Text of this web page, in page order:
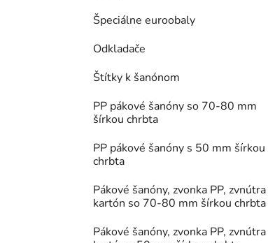
Špeciálne euroobaly
Odkladače
Štítky k šanónom
PP pákové šanóny so 70-80 mm
šírkou chrbta
PP pákové šanóny s 50 mm šírkou
chrbta
Pákové šanóny, zvonka PP, zvnútra
kartón so 70-80 mm šírkou chrbta
Pákové šanóny, zvonka PP, zvnútra